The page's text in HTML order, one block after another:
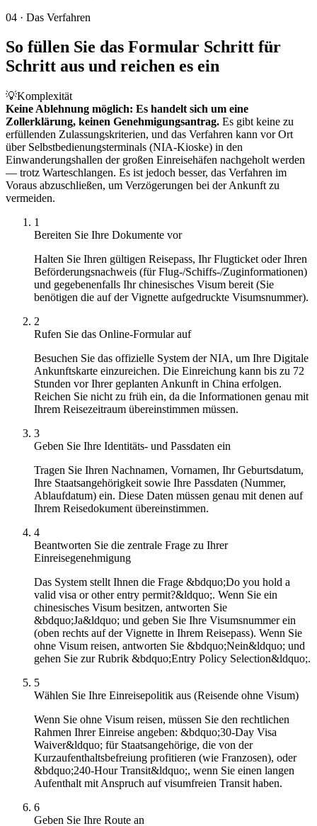
04 · Das Verfahren
So füllen Sie das Formular Schritt für
Schritt aus und reichen es ein
💡Komplexität
Keine Ablehnung möglich: Es handelt sich um eine
Zollerklärung, keinen Genehmigungsantrag. Es gibt keine zu
erfüllenden Zulassungskriterien, und das Verfahren kann vor Ort
über Selbstbedienungsterminals (NIA-Kioske) in den
Einwanderungshallen der großen Einreisehäfen nachgeholt werden
— trotz Warteschlangen. Es ist jedoch besser, das Verfahren im
Voraus abzuschließen, um Verzögerungen bei der Ankunft zu
vermeiden.
1
Bereiten Sie Ihre Dokumente vor
Halten Sie Ihren gültigen Reisepass, Ihr Flugticket oder Ihren
Beförderungsnachweis (für Flug-/Schiffs-/Zuginformationen)
und gegebenenfalls Ihr chinesisches Visum bereit (Sie
benötigen die auf der Vignette aufgedruckte Visumsnummer).
2
Rufen Sie das Online-Formular auf
Besuchen Sie das offizielle System der NIA, um Ihre Digitale
Ankunftskarte einzureichen. Die Einreichung kann bis zu 72
Stunden vor Ihrer geplanten Ankunft in China erfolgen.
Reichen Sie nicht zu früh ein, da die Informationen genau mit
Ihrem Reisezeitraum übereinstimmen müssen.
3
Geben Sie Ihre Identitäts- und Passdaten ein
Tragen Sie Ihren Nachnamen, Vornamen, Ihr Geburtsdatum,
Ihre Staatsangehörigkeit sowie Ihre Passdaten (Nummer,
Ablaufdatum) ein. Diese Daten müssen genau mit denen auf
Ihrem Reisedokument übereinstimmen.
4
Beantworten Sie die zentrale Frage zu Ihrer
Einreisegenehmigung
Das System stellt Ihnen die Frage &bdquo;Do you hold a
valid visa or other entry permit?&ldquo;. Wenn Sie ein
chinesisches Visum besitzen, antworten Sie
&bdquo;Ja&ldquo; und geben Sie Ihre Visumsnummer ein
(oben rechts auf der Vignette in Ihrem Reisepass). Wenn Sie
ohne Visum reisen, antworten Sie &bdquo;Nein&ldquo; und
gehen Sie zur Rubrik &bdquo;Entry Policy Selection&ldquo;.
5
Wählen Sie Ihre Einreisepolitik aus (Reisende ohne Visum)
Wenn Sie ohne Visum reisen, müssen Sie den rechtlichen
Rahmen Ihrer Einreise angeben: &bdquo;30-Day Visa
Waiver&ldquo; für Staatsangehörige, die von der
Kurzaufenthaltsbefreiung profitieren (wie Franzosen), oder
&bdquo;240-Hour Transit&ldquo;, wenn Sie einen langen
Aufenthalt mit Anspruch auf visumfreien Transit haben.
6
Geben Sie Ihre Route an